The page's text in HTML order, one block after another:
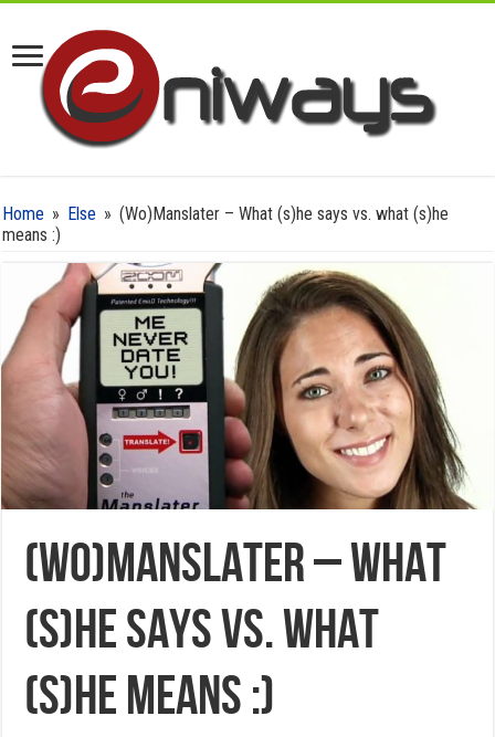
Home » Else » (Wo)Manslater – What (s)he says vs. what (s)he
means :)
(Wo)Manslater – What
(s)he says vs. what
(s)he means :)